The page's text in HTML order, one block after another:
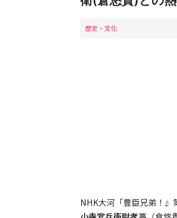
歴史・文化
NHK大河「豊臣兄弟！』